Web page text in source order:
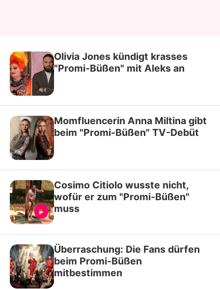
Olivia Jones kündigt krasses
"Promi-Büßen" mit Aleks an
Momfluencerin Anna Miltina gibt
beim "Promi-Büßen" TV-Debüt
Cosimo Citiolo wusste nicht,
wofür er zum "Promi-Büßen"
muss
Überraschung: Die Fans dürfen
beim Promi-Büßen
mitbestimmen